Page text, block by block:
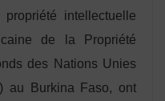
intellectuelle
de la Propriété
des Nations Unies
au Burkina Faso, ont